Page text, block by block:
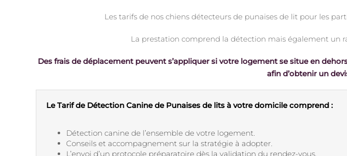
Les tarifs de nos chiens détecteurs de punaises de lit pour les
La prestation comprend la détection mais également un
Des frais de déplacement peuvent s’appliquer si votre logement se situe en
afin d’obtenir un
Le Tarif de Détection Canine de Punaises de lits à votre domicile comprend :
Détection canine de l’ensemble de votre logement.
Conseils et accompagnement sur la stratégie à adopter.
L’envoi d’un protocole préparatoire dès la validation du rendez-vous.